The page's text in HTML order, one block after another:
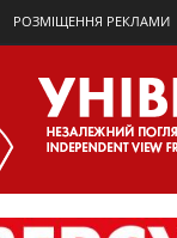
РОЗМІЩЕННЯ РЕКЛАМИ